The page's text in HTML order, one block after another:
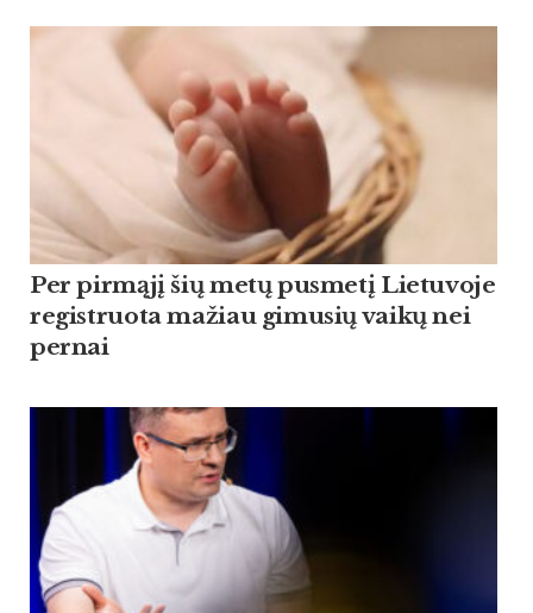
Per pirmąjį šių metų pusmetį Lietuvoje
registruota mažiau gimusių vaikų nei
pernai